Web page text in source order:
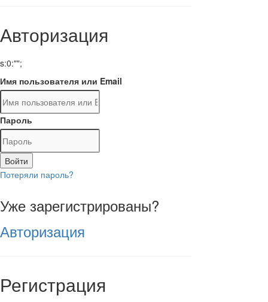
Авторизация
s:0:"";
Имя пользователя или Email
Пароль
Войти
Потеряли пароль?
Уже зарегистрированы?
Авторизация
Регистрация